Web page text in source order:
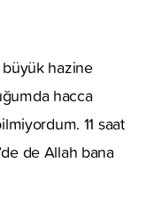
hazine
hacca
11 saat
de Allah bana